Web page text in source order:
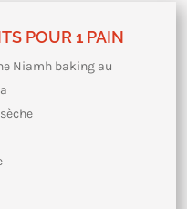
POUR 1 PAIN
Niamh baking au